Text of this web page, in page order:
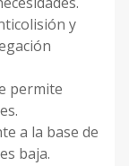
y
permite
a la base de
baja.